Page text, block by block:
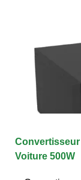
Voiture 500W